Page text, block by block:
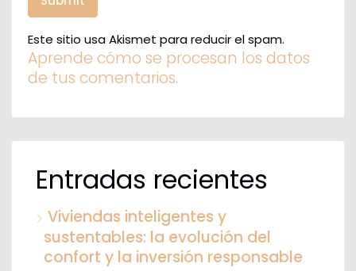
Este sitio usa Akismet para reducir el spam.
Aprende cómo se procesan los datos
de tus comentarios.
Entradas recientes
Viviendas inteligentes y
sustentables: la evolución del
confort y la inversión responsable